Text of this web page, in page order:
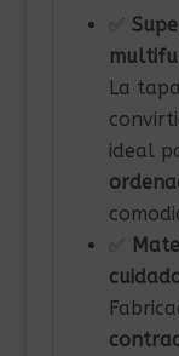
✅
La
ideal
✅